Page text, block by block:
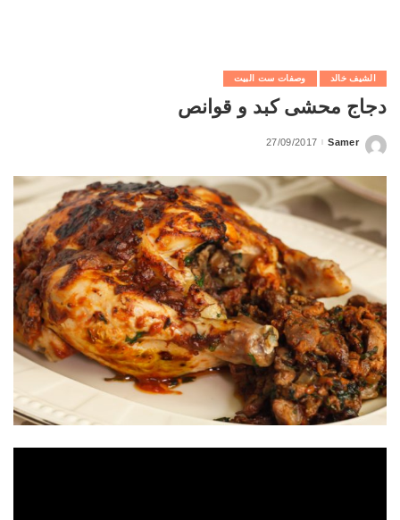
الشيف خالد وصفات ست البيت
دجاج محشى كبد و قوانص
Posted
Samer
27/09/2017